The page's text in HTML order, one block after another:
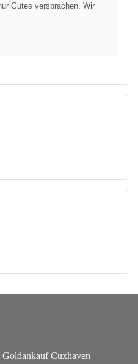
Gutes versprachen. Wir
Goldankauf Cuxhaven